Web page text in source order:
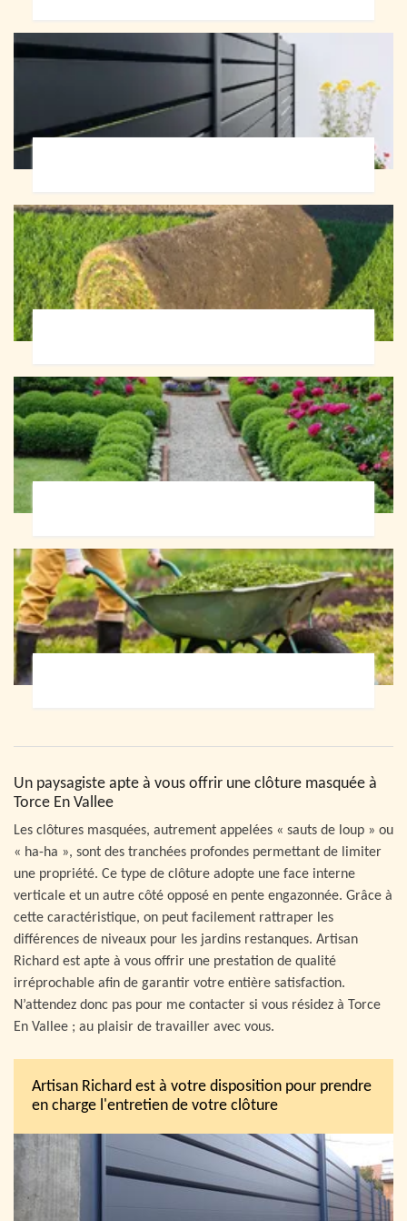
Un paysagiste apte à vous offrir une clôture masquée à
Torce En Vallee
Les clôtures masquées, autrement appelées « sauts de loup » ou
« ha-ha », sont des tranchées profondes permettant de limiter
une propriété. Ce type de clôture adopte une face interne
verticale et un autre côté opposé en pente engazonnée. Grâce à
cette caractéristique, on peut facilement rattraper les
différences de niveaux pour les jardins restanques. Artisan
Richard est apte à vous offrir une prestation de qualité
irréprochable afin de garantir votre entière satisfaction.
N’attendez donc pas pour me contacter si vous résidez à Torce
En Vallee ; au plaisir de travailler avec vous.
Artisan Richard est à votre disposition pour prendre
en charge l'entretien de votre clôture